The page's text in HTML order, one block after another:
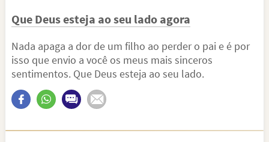
Que Deus esteja ao seu lado agora
Nada apaga a dor de um filho ao perder o pai e é por
isso que envio a você os meus mais sinceros
sentimentos. Que Deus esteja ao seu lado.